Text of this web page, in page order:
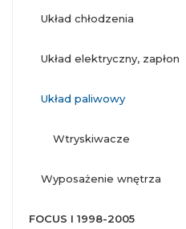
układ chłodzenia
układ elektryczny, zapłon
układ paliwowy
wtryskiwacze
wyposażenie wnętrza
FOCUS I 1998-2005